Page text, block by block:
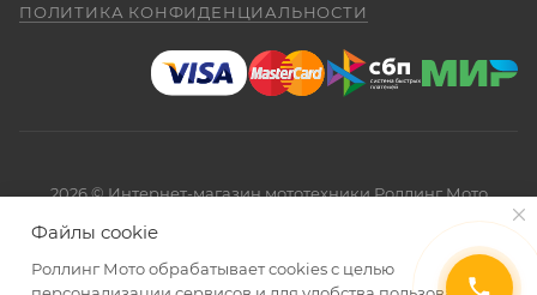
ПОЛИТИКА КОНФИДЕНЦИАЛЬНОСТИ
2026 © Интернет-магазин мототехники Роллинг Мото
Файлы cookie
Роллинг Мото обрабатывает сookies с целью